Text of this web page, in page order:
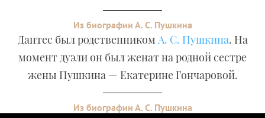
Из биографии А. С. Пушкина
Дантес был родственником А. С. Пушкина. На
момент дуэли он был женат на родной сестре
жены Пушкина — Екатерине Гончаровой.
Из биографии А. С. Пушкина